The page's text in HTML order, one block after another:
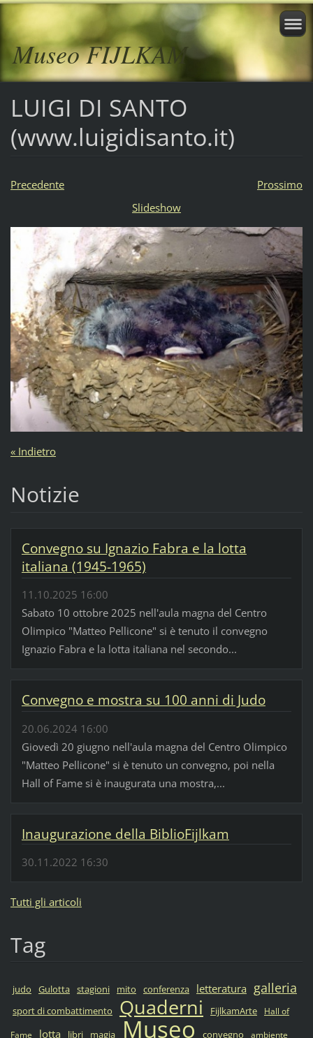
Museo FIJLKAM
LUIGI DI SANTO
(www.luigidisanto.it)
Precedente
Prossimo
Slideshow
« Indietro
Notizie
Convegno su Ignazio Fabra e la lotta
italiana (1945-1965)
11.10.2025 16:00
Sabato 10 ottobre 2025 nell'aula magna del Centro
Olimpico "Matteo Pellicone" si è tenuto il convegno
Ignazio Fabra e la lotta italiana nel secondo...
Convegno e mostra su 100 anni di Judo
20.06.2024 16:00
Giovedì 20 giugno nell'aula magna del Centro Olimpico
"Matteo Pellicone" si è tenuto un convegno, poi nella
Hall of Fame si è inaugurata una mostra,...
Inaugurazione della BiblioFijlkam
30.11.2022 16:30
Tutti gli articoli
Tag
judo Gulotta stagioni mito conferenza letteratura galleria
sport di combattimento Quaderni FijlkamArte
Hall of
Fame
lotta libri magia Museo convegno ambiente